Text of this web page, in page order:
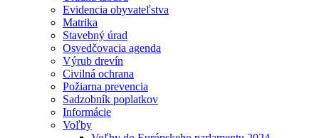
Evidencia obyvateľstva
Matrika
Stavebný úrad
Osvedčovacia agenda
Výrub drevín
Civilná ochrana
Požiarna prevencia
Sadzobník poplatkov
Informácie
Voľby